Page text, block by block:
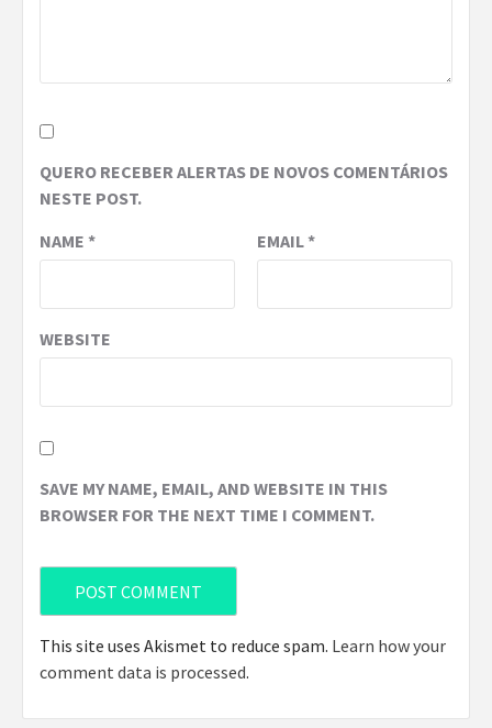
QUERO RECEBER ALERTAS DE NOVOS COMENTÁRIOS
NESTE POST.
NAME * EMAIL*
WEBSITE
SAVE MY NAME, EMAIL, AND WEBSITE IN THIS
BROWSER FOR THE NEXT TIME I COMMENT.
This site uses Akismet to reduce spam. Learn how your
comment data is processed.